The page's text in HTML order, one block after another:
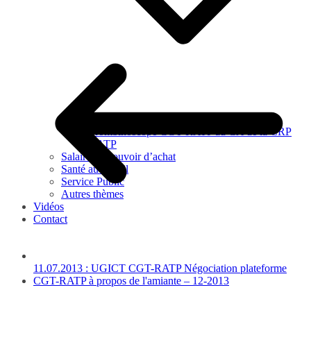
Trombinoscope CGT-RATP au CA de la CRP
RATP
Salaires – Pouvoir d’achat
Santé au travail
Service Public
Autres thèmes
Vidéos
Contact
11.07.2013 : UGICT CGT-RATP Négociation plateforme
CGT-RATP à propos de l'amiante – 12-2013